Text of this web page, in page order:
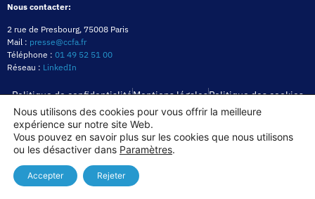
Nous contacter:
2 rue de Presbourg, 75008 Paris
Mail : presse@ccfa.fr
Téléphone : 01 49 52 51 00
Réseau : LinkedIn
Politique de confidentialitéMentions légalesPolitique des cookies
Copyright© 2026
Nous utilisons des cookies pour vous offrir la meilleure
expérience sur notre site Web.
Vous pouvez en savoir plus sur les cookies que nous utilisons
ou les désactiver dans Paramètres.
Accepter Rejeter